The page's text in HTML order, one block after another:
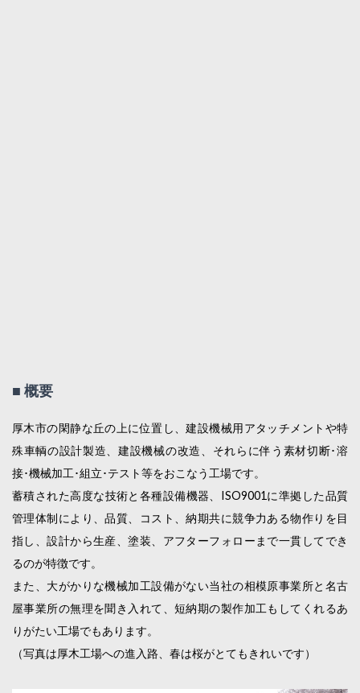
■ 概要
厚木市の閑静な丘の上に位置し、建設機械用アタッチメントや特
殊車輌の設計製造、建設機械の改造、それらに伴う素材切断･溶
接･機械加工･組立･テスト等をおこなう工場です。
蓄積された高度な技術と各種設備機器、ISO9001に準拠した品質
管理体制により、品質、コスト、納期共に競争力ある物作りを目
指し、設計から生産、塗装、アフターフォローまで一貫してでき
るのが特徴です。
また、大がかりな機械加工設備がない当社の相模原事業所と名古
屋事業所の無理を聞き入れて、短納期の製作加工もしてくれるあ
りがたい工場でもあります。
（写真は厚木工場への進入路、春は桜がとてもきれいです）